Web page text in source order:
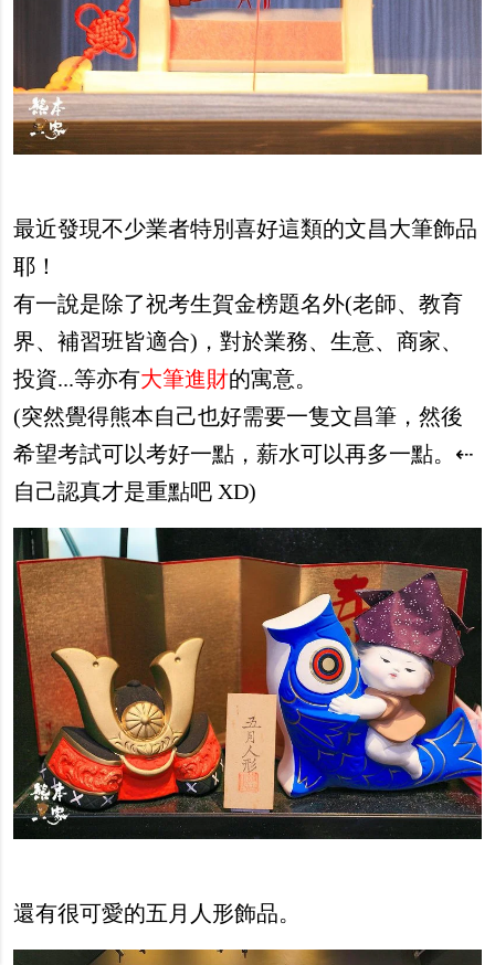
最近發現不少業者特別喜好這類的文昌大筆飾品
耶！
有一說是除了祝考生賀金榜題名外(老師、教育
界、補習班皆適合)，對於業務、生意、商家、
投資...等亦有大筆進財的寓意。
(突然覺得熊本自己也好需要一隻文昌筆，然後
希望考試可以考好一點，薪水可以再多一點。⇠
自己認真才是重點吧 XD)
還有很可愛的五月人形飾品。